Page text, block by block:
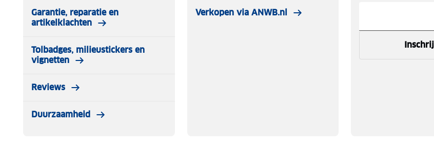
Garantie, reparatie en
artikelklachten
Tolbadges, milieustickers en
vignetten
Reviews
Duurzaamheid
Verkopen via ANWB.nl